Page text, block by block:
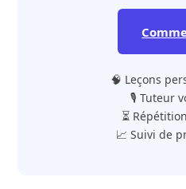
🧠 Leçons
🎙️ Tuteur
⏳
📈 Suivi de